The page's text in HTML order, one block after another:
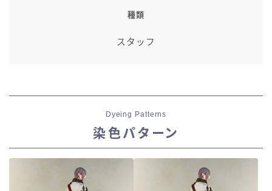
種類
スタッフ
Dyeing Patterns
染色パターン